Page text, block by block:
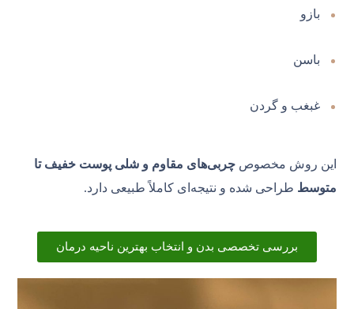
بازو
باسن
غبغب و گردن
این روش مخصوصچربی‌های مقاوم و شلی پوست خفیف تا
متوسط طراحی شده و نتیجه‌ای کاملاً طبیعی دارد.
بررسی تخصصی بدن و انتخاب بهترین ناحیه درمان